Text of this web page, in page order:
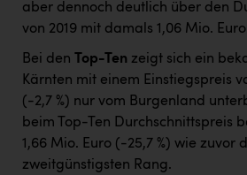
aber dennoch deutlich über den
von 2019 mit damals 1,06 Mio.
Bei den Top-Ten zeigt sich ein
Kärnten mit einem Einstiegspreis
(-2,7 %) nur vom Burgenland
beim Top-Ten Durchschnittspreis
1,66 Mio. Euro (-25,7 %) wie zuvor
zweitgünstigsten Rang.